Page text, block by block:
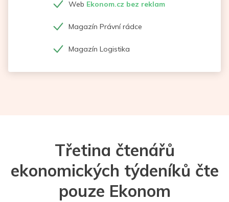
Web Ekonom.cz bez reklam
Magazín Právní rádce
Magazín Logistika
Třetina čtenářů
ekonomických týdeníků čte
pouze Ekonom